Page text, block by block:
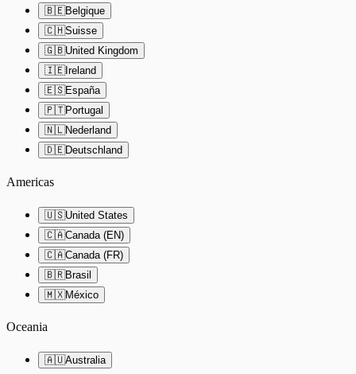
🇧🇪Belgique
🇨🇭Suisse
🇬🇧United Kingdom
🇮🇪Ireland
🇪🇸España
🇵🇹Portugal
🇳🇱Nederland
🇩🇪Deutschland
Americas
🇺🇸United States
🇨🇦Canada (EN)
🇨🇦Canada (FR)
🇧🇷Brasil
🇲🇽México
Oceania
🇦🇺Australia